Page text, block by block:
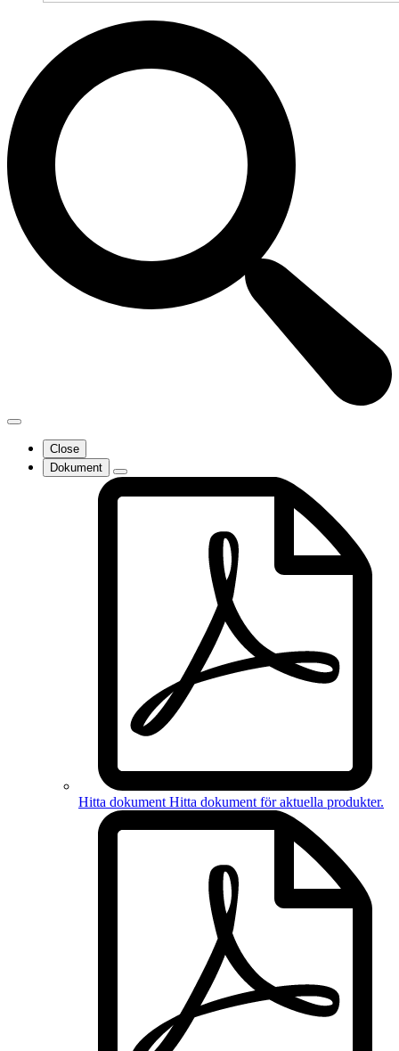
Close
Dokument
Hitta dokument Hitta dokument föraktuella produkter.